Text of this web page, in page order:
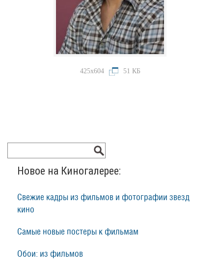
425x604 51 КБ
Новое на Киногалерее:
Свежие кадры из фильмов и фотографии звезд
кино
Самые новые постеры к фильмам
Обои: из фильмов